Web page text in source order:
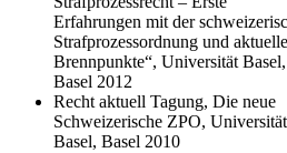
Erfahrungen mit der
Strafprozessordnung und aktuelle
Brennpunkte“, Universität Basel,
Basel 2012
Recht aktuell Tagung, Die neue
Schweizerische ZPO, Universität
Basel, Basel 2010